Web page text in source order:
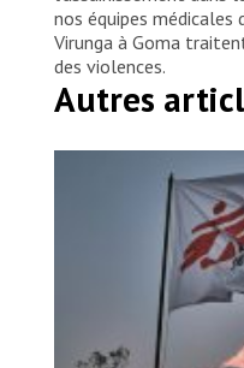
nos équipes médicales
Virunga à Goma
des violences.
Autres